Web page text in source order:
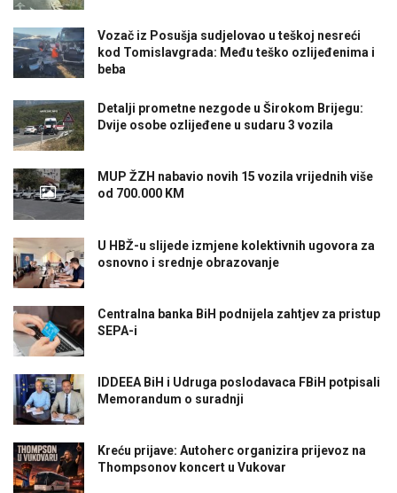
Vozač iz Posušja sudjelovao u teškoj nesreći
kod Tomislavgrada: Među teško ozlijeđenima i
beba
Detalji prometne nezgode u Širokom Brijegu:
Dvije osobe ozlijeđene u sudaru 3 vozila
MUP ŽZH nabavio novih 15 vozila vrijednih više
od 700.000 KM
U HBŽ-u slijede izmjene kolektivnih ugovora za
osnovno i srednje obrazovanje
Centralna banka BiH podnijela zahtjev za pristup
SEPA-i
IDDEEA BiH i Udruga poslodavaca FBiH potpisali
Memorandum o suradnji
Kreću prijave: Autoherc organizira prijevoz na
Thompsonov koncert u Vukovar